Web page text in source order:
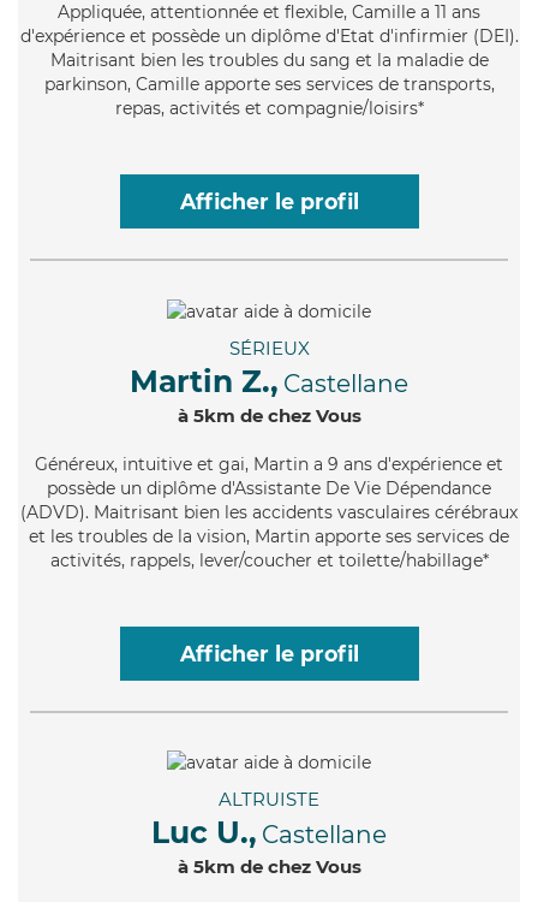
Appliquée, attentionnée et flexible, Camille a 11 ans
d'expérience et possède un diplôme d'Etat d'infirmier (DEI).
Maitrisant bien les troubles du sang et la maladie de
parkinson, Camille apporte ses services de transports,
repas, activités et compagnie/loisirs*
Afficher le profil
SÉRIEUX
Martin Z., Castellane
à 5km de chez Vous
Généreux, intuitive et gai, Martin a 9 ans d'expérience et
possède un diplôme d'Assistante De Vie Dépendance
(ADVD). Maitrisant bien les accidents vasculaires cérébraux
et les troubles de la vision, Martin apporte ses services de
activités, rappels, lever/coucher et toilette/habillage*
Afficher le profil
ALTRUISTE
Luc U., Castellane
à 5km de chez Vous